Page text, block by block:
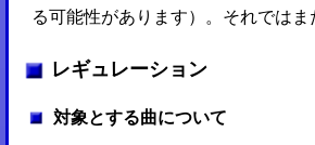
る可能性があります）。それではま
レギュレーション
対象とする曲について